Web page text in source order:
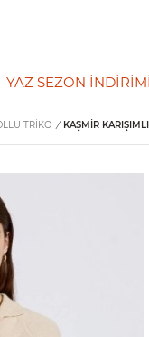
YAZ SEZON İNDIRIMI
TRIKO / KAŞMIR